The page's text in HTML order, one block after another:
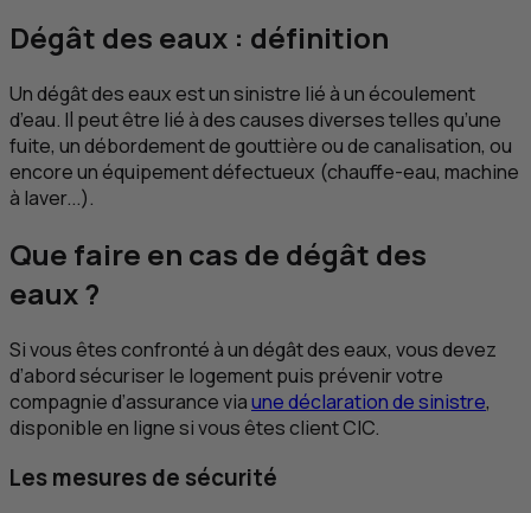
Dégât des eaux : définition
Un dégât des eaux est un sinistre lié à un écoulement
d’eau. Il peut être lié à des causes diverses telles qu’une
fuite, un débordement de gouttière ou de canalisation, ou
encore un équipement défectueux (chauffe-eau, machine
à laver...).
Que faire en cas de dégât des
eaux ?
Si vous êtes confronté à un dégât des eaux, vous devez
d’abord sécuriser le logement puis prévenir votre
compagnie d’assurance viaune déclaration de sinistre,
disponible en ligne si vous êtes clientCIC.
Les mesures de sécurité